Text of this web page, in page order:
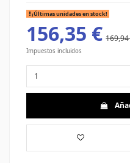
¡Últimas unidades en stock!
156,35 €
Impuestos incluidos